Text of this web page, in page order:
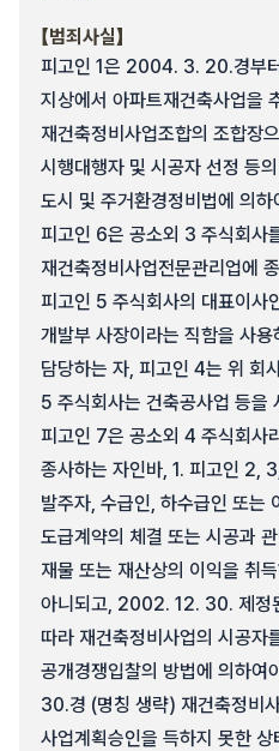
【범죄사실】
피고인 1은 2004. 3. 20.경부
지상에서 아파트재건축사업을
재건축정비사업조합의 조합장
시행대행자 및 시공자 선정 등
도시 및 주거환경정비법에 의
피고인 6은 공소외 3 주식회사
재건축정비사업전문관리업에
피고인 5 주식회사의 대표이사
개발부 사장이라는 직함을 사
담당하는 자, 피고인 4는 위 회
5 주식회사는 건축공사업 등을
피고인 7은 공소외 4 주식회사
종사하는 자인바, 1. 피고인 2,
발주자, 수급인, 하수급인 또는
도급계약의 체결 또는 시공과
재물 또는 재산상의 이익을 취
아니되고, 2002. 12. 30. 제정
따라 재건축정비사업의 시공자
공개경쟁입찰의 방법에 의하
30.경 (명칭 생략) 재건축정비
사업계획승인을 득하지 못한 상